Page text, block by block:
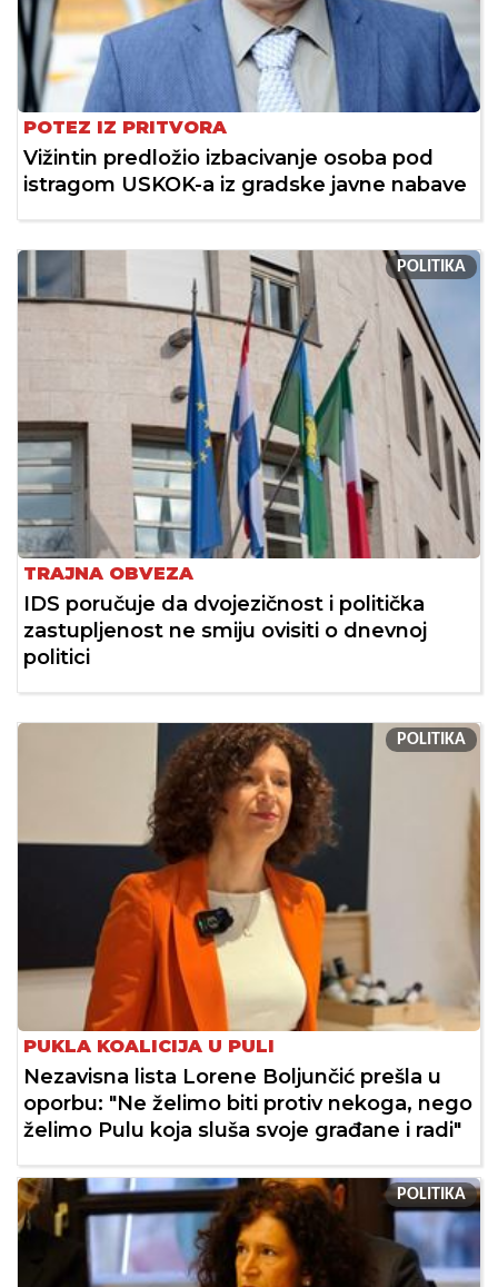
POTEZ IZ PRITVORA
Vižintin predložio izbacivanje osoba pod
istragom USKOK-a iz gradske javne nabave
POLITIKA
TRAJNA OBVEZA
IDS poručuje da dvojezičnost i politička
zastupljenost ne smiju ovisiti o dnevnoj
politici
POLITIKA
PUKLA KOALICIJA U PULI
Nezavisna lista Lorene Boljunčić prešla u
oporbu: "Ne želimo biti protiv nekoga, nego
želimo Pulu koja sluša svoje građane i radi"
POLITIKA